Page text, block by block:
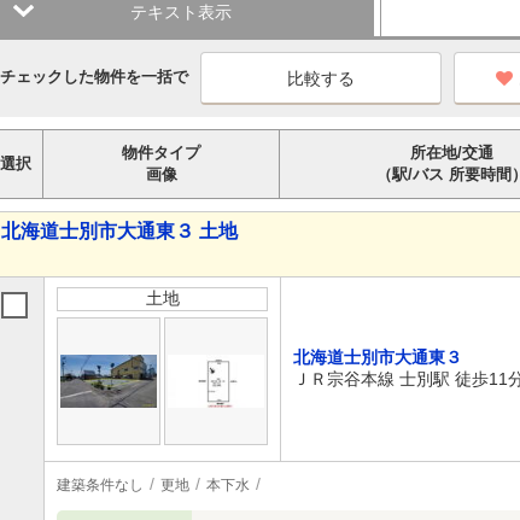
テキスト表示
チェックした物件を一括で
選択
物件タイプ
画像
所在地/交通
（駅/バス 所要時間）
北海道士別市大通東３ 土地
土地
北海道士別市大通東３
ＪＲ宗谷本線 士別駅 徒歩11
建築条件なし 更地 本下水